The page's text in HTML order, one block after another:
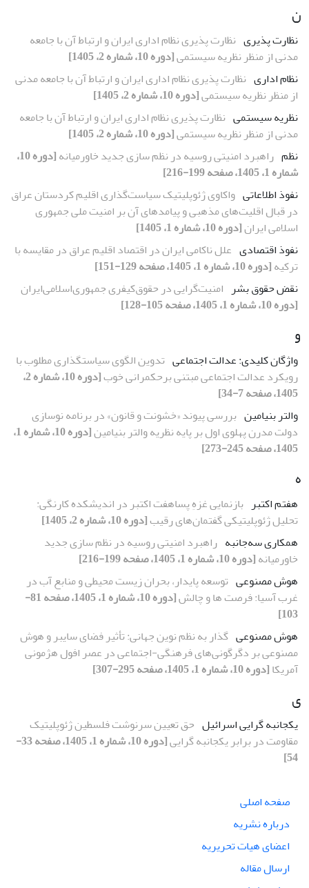
ن
نظارت پذیری نظارت پذیری نظام اداری ایران و ارتباط آن با جامعه
مدنی از منظر نظریه سیستمی[دوره 10، شماره 2، 1405]
نظام اداری نظارت پذیری نظام اداری ایران و ارتباط آن با جامعه مدنی
از منظر نظریه سیستمی[دوره 10، شماره 2، 1405]
نظریه سیستمی نظارت پذیری نظام اداری ایران و ارتباط آن با جامعه
مدنی از منظر نظریه سیستمی[دوره 10، شماره 2، 1405]
نظم راهبرد امنیتی روسیه در نظم سازی جدید خاورمیانه
[دوره 10،
شماره 1، 1405، صفحه 199-216]
نفوذ اطلاعاتی واکاوی ژئوپلیتیک سیاست‌گذاری اقلیم کردستان عراق
در قبال اقلیت‌های مذهبی و پیامدهای آن بر امنیت ملی جمهوری
اسلامی ایران[دوره 10، شماره 1، 1405]
نفوذ اقتصادی علل ناکامی ایران در اقتصاد اقلیم عراق در مقایسه با
ترکیه[دوره 10، شماره 1، 1405، صفحه 129-151]
نقض حقوق بشر امنیت‌گرایی در حقوق‌کیفری جمهوری‌اسلامی‌ایران
[دوره 10، شماره 1، 1405، صفحه 105-128]
و
واژگان کلیدی: عدالت اجتماعی تدوین الگوی سیاستگذاری مطلوب با
رویکرد عدالت اجتماعی مبتنی برحکمرانی خوب
[دوره 10، شماره 2،
1405، صفحه 7-34]
والتر بنیامین بررسی پیوند «خشونت و قانون» در برنامه نوسازی
دولت مدرن پهلوی اول بر پایه نظریه والتر بنیامین
[دوره 10، شماره 1،
1405، صفحه 245-273]
ه
هفتم اکتبر بازنمایی غزهِ پساهفت اکتبر در اندیشکده کارنگی:
تحلیل ژئوپلیتیکی گفتمان‌های رقیب[دوره 10، شماره 2، 1405]
همکاری سه‌جانبه راهبرد امنیتی روسیه در نظم سازی جدید
خاورمیانه[دوره 10، شماره 1، 1405، صفحه 199-216]
هوش مصنوعی توسعه پایدار، بحران زیست محیطی و منابع آب در
غرب آسیا: فرصت ها و چالش
[دوره 10، شماره 1، 1405، صفحه 81-
103]
هوش مصنوعی گذار به نظم نوین جهانی: تأثیر فضای سایبر و هوش
مصنوعی بر دگرگونی‌های فرهنگی-اجتماعی در عصر افول هژمونی
آمریکا[دوره 10، شماره 1، 1405، صفحه 295-307]
ی
یکجانبه گرایی اسرائیل حق تعیین سرنوشت فلسطین ژئوپلیتیک
مقاومت در برابر یکجانبه گرایی
[دوره 10، شماره 1، 1405، صفحه 33-
54]
صفحه اصلی
درباره نشریه
اعضای هیات تحریریه
ارسال مقاله